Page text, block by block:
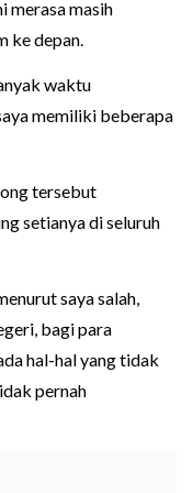
merasa masih
ke depan.
waktu
memiliki beberapa
tersebut
setianya di seluruh
saya salah,
bagi para
hal-hal yang tidak
pernah